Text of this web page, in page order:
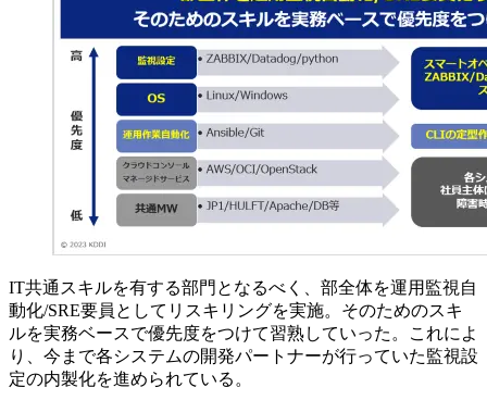
IT共通スキルを有する部門となるべく、部全体を運用監視自
動化/SRE要員としてリスキリングを実施。そのためのスキ
ルを実務ベースで優先度をつけて習熟していった。これによ
り、今まで各システムの開発パートナーが行っていた監視設
定の内製化を進められている。